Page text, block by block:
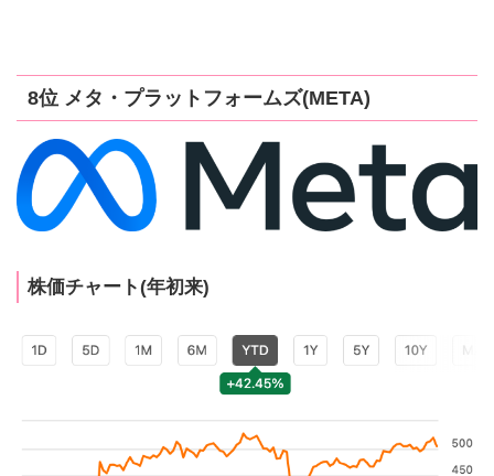
8位 メタ・プラットフォームズ(META)
株価チャート(年初来)